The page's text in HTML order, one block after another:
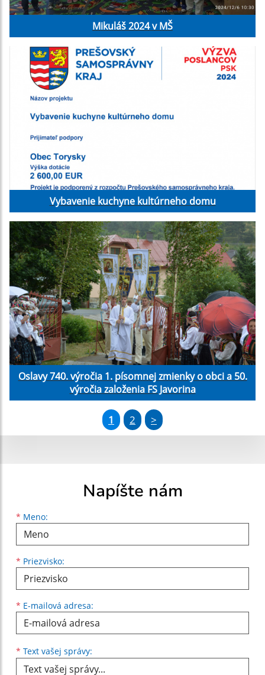
Mikuláš 2024 v MŠ
Vybavenie kuchyne kultúrneho domu
Oslavy 740. výročia 1. písomnej zmienky o obci a 50.
výročia založenia FS Javorina
1 2 >
Napíšte nám
* Meno:
Meno
* Priezvisko:
Priezvisko
* E-mailová adresa:
E-mailová adresa
* Text vašej správy: